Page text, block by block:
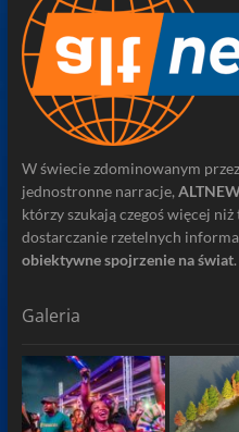
W świecie zdominowanym
jednostronne narracje,
którzy szukają czegoś więcej
dostarczanie rzetelnych
obiektywne spojrzenie na świat.
Galeria